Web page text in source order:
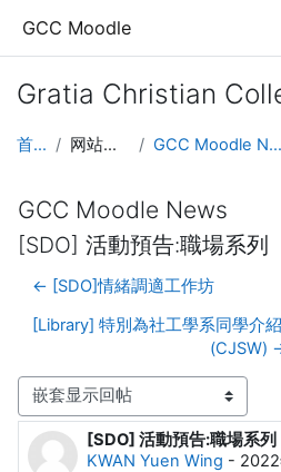
GCC Moodle
Gratia Christian
首页 网站页面 GCC Moodle News
GCC Moodle News
[SDO] 活動預告:職場系列
← [SDO]情緒調適工作坊
[Library] 特別為社工學系同學介
(CJSW)
显示模式
[SDO] 活動預告:職場系列
KWAN Yuen Wing -
回帖数：0